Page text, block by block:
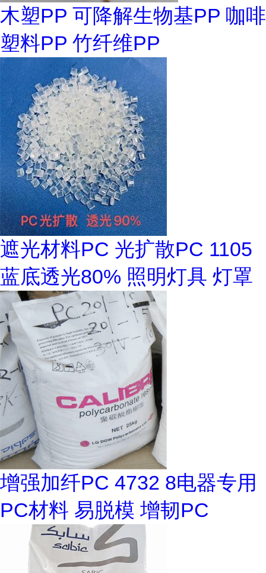
木塑PP 可降解生物基PP 咖啡
塑料PP 竹纤维PP
遮光材料PC 光扩散PC 1105
蓝底透光80% 照明灯具 灯罩
增强加纤PC 4732 8电器专用
PC材料 易脱模 增韧PC